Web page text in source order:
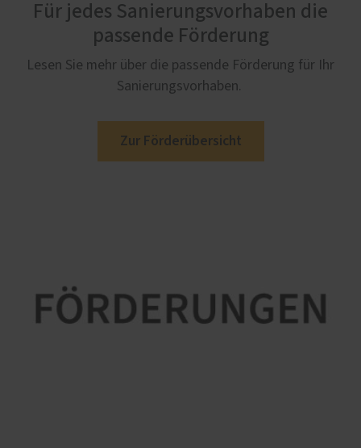
Für jedes Sanierungsvorhaben die
passende Förderung
Lesen Sie mehr über die passende Förderung für Ihr
Sanierungsvorhaben.
Zur Förderübersicht